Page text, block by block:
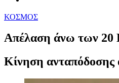
ΚΟΣΜΟΣ
Απέλαση άνω των 20
Κίνηση